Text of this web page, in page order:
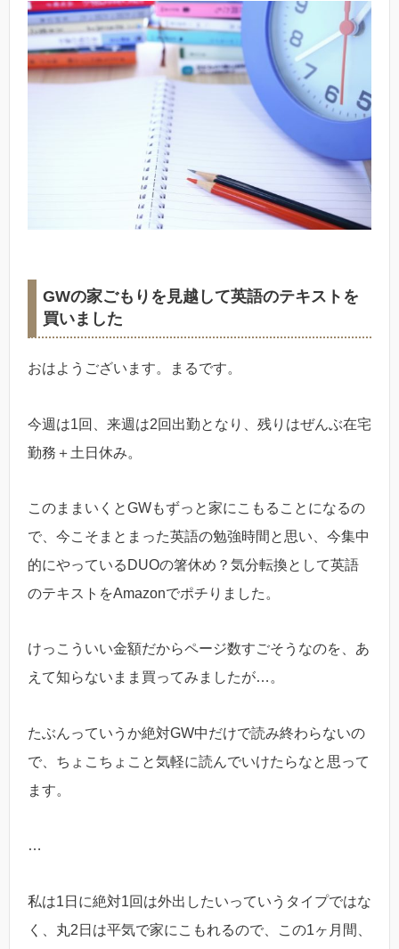
GWの家ごもりを見越して英語のテキストを
買いました
おはようございます。まるです。
今週は1回、来週は2回出勤となり、残りはぜんぶ在宅
勤務＋土日休み。
このままいくとGWもずっと家にこもることになるの
で、今こそまとまった英語の勉強時間と思い、今集中
的にやっているDUOの箸休め？気分転換として英語
のテキストをAmazonでポチりました。
けっこういい金額だからページ数すごそうなのを、あ
えて知らないまま買ってみましたが…。
たぶんっていうか絶対GW中だけで読み終わらないの
で、ちょこちょこと気軽に読んでいけたらなと思って
ます。
…
私は1日に絶対1回は外出したいっていうタイプではな
く、丸2日は平気で家にこもれるので、この1ヶ月間、